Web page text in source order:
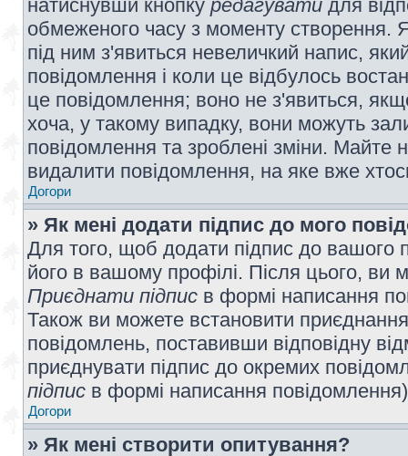
натиснувши кнопку редагувати для
обмеженого часу з моменту створення.
під ним з'явиться невеличкий напис,
повідомлення і коли це відбулось
це повідомлення; воно не з'явиться,
хоча, у такому випадку, вони можуть
повідомлення та зроблені зміни. Майте
видалити повідомлення, на яке вже
Догори
» Як мені додати підпис до мого
Для того, щоб додати підпис до вашого
його в вашому профілі. Після цього, ви
Приєднати підпис в формі написання
Також ви можете встановити
повідомлень, поставивши відповідну
приєднувати підпис до окремих
підпис в формі написання
Догори
» Як мені створити опитування?